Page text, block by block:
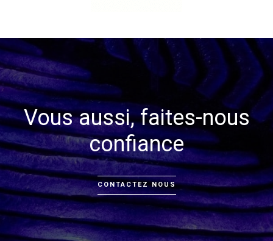
Vous aussi, faites-nous
confiance
CONTACTEZ NOUS